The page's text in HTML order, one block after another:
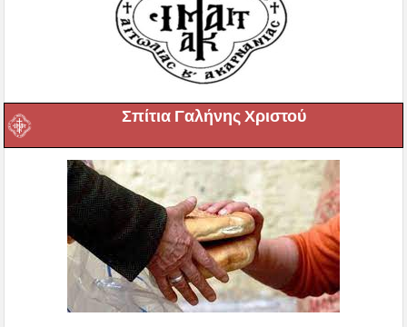
Σπίτια Γαλήνης Χριστού